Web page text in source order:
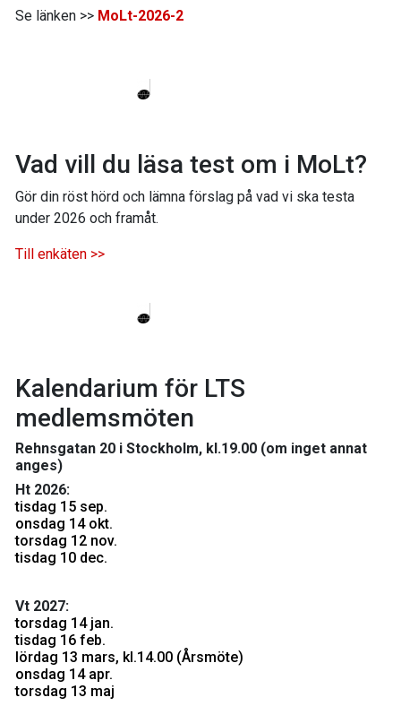
Se länken >> MoLt-2026-2
Vad vill du läsa test om i MoLt?
Gör din röst hörd och lämna förslag på vad vi ska testa
under 2026 och framåt.
Till enkäten >>
Kalendarium för LTS
medlemsmöten
Rehnsgatan 20 i Stockholm, kl.19.00 (om inget annat
anges)
Ht 2026:
tisdag 15 sep.
onsdag 14 okt.
torsdag 12 nov.
tisdag 10 dec.
Vt 2027:
torsdag 14 jan.
tisdag 16 feb.
lördag 13 mars, kl.14.00 (Årsmöte)
onsdag 14 apr.
torsdag 13 maj